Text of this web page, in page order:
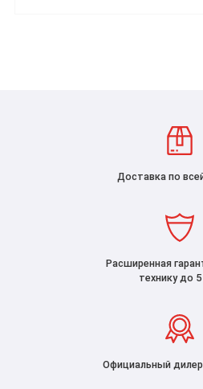
Доставка по
Расширенная
технику до
Официальный